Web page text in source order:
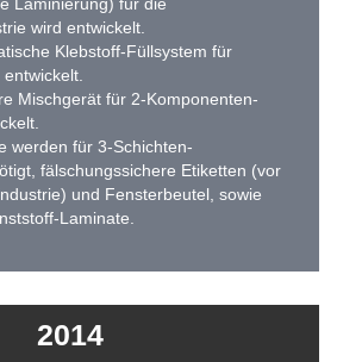
wird entwickelt.
Klebstoff-Füllsystem für
Mischgerät für 2-Komponenten-
werden für 3-Schichten-
fälschungssichere Etiketten (vor
und Fensterbeutel, sowie
Laminate.
2014